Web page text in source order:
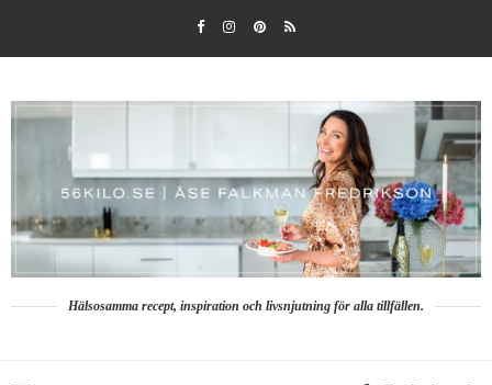
Hälsosamma recept, inspiration och livsnjutning för alla tillfällen.